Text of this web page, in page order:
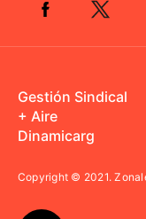
Gestión Sindical
+ Aire
Dinamicarg
Copyright © 2021.